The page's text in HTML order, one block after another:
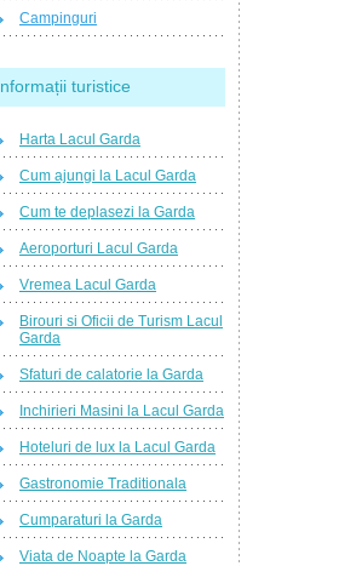
Campinguri
Informații turistice
Harta Lacul Garda
Cum ajungi la Lacul Garda
Cum te deplasezi la Garda
Aeroporturi Lacul Garda
Vremea Lacul Garda
Birouri si Oficii de Turism Lacul
Garda
Sfaturi de calatorie la Garda
Inchirieri Masini la Lacul Garda
Hoteluri de lux la Lacul Garda
Gastronomie Traditionala
Cumparaturi la Garda
Viata de Noapte la Garda